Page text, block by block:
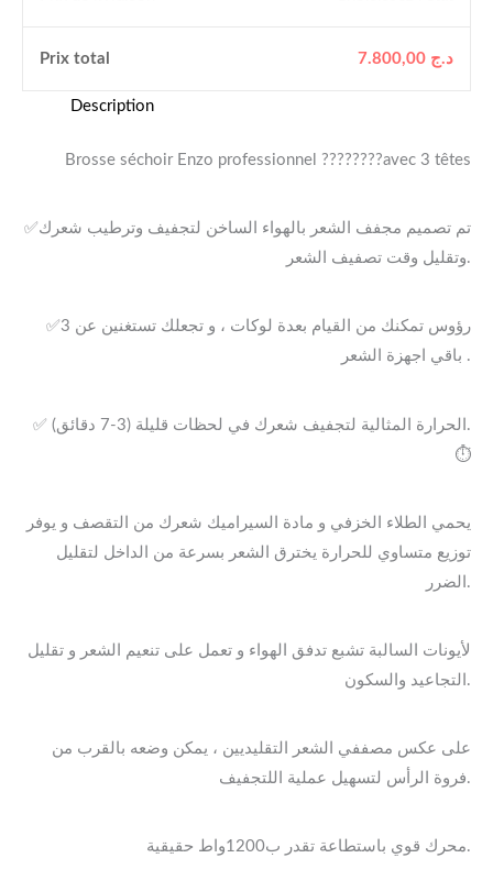
Prix ​​total د.ج
Description
Brosse séchoir Enzo professionnel ????????avec 3 têtes
✅تم تصميم مجفف الشعر بالهواء الساخن لتجفيف وترطيب شعرك
وتقليل وقت تصفيف الشعر.
✅3 رؤوس تمكنك من القيام بعدة لوكات ، و تجعلك تستغنين عن
باقي اجهزة الشعر .
✅ الحرارة المثالية لتجفيف شعرك في لحظات قليلة (3-7 دقائق).
⏱
يحمي الطلاء الخزفي و مادة السيراميك شعرك من التقصف و يوفر
توزيع متساوي للحرارة يخترق الشعر بسرعة من الداخل لتقليل
الضرر.
لأيونات السالبة تشبع تدفق الهواء و تعمل على تنعيم الشعر و تقليل
التجاعيد والسكون.
على عكس مصففي الشعر التقليديين ، يمكن وضعه بالقرب من
فروة الرأس لتسهيل عملية اللتجفيف.
محرك قوي باستطاعة تقدر ب1200واط حقيقية.